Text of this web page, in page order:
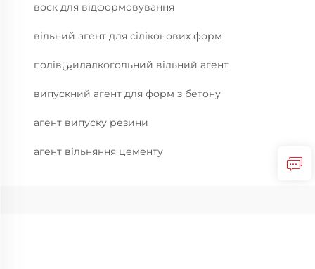
воск для відформовування
вільний агент для сіліконових форм
полівینилалкогольний вільний агент
випускний агент для форм з бетону
агент випуску резини
агент вільняння цементу